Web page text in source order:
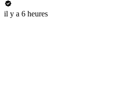
il y a 6 heures